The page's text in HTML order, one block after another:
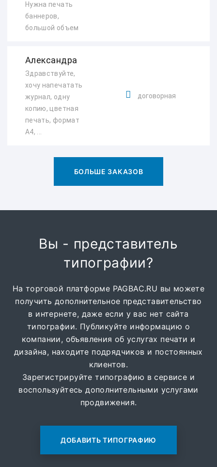
Нужна печать
баннеров,
большой объем
Александра
Здравствуйте,
хочу напечатать
журнал, одну
копию, цветная
печать, формат
А4, ...
договорная
БОЛЬШЕ ЗАКАЗОВ
Вы - представитель
типографии?
На торговой платформе PAGBAC.RU вы можете
получить дополнительное представительство
в интернете, даже если у вас нет сайта
типографии. Публикуйте информацию о
компании, объявления об услугах печати и
дизайна, находите подрядчиков и постоянных
клиентов.
Зарегистрируйте типографию в сервисе и
воспользуйтесь дополнительными услугами
продвижения.
ДОБАВИТЬ ТИПОГРАФИЮ